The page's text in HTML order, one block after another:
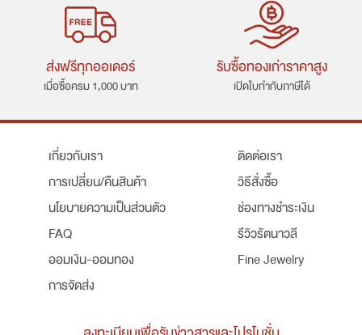
ส่งฟรีทุกออเดอร์
เมื่อซื้อครม 1,000 บาท
รับซื้อทองเก่าราคาสูง
เปิดใบกำกับภาษีได้
เกี่ยวกับเรา
การเปลี่ยน/คืนสินค้า
นโยบายความเป็นส่วนตัว
FAQ
ออมเงิน-ออมทอง
การจัดส่ง
ติดต่อเรา
วิธีสั่งซื้อ
ช่องทางชำระเงิน
รีวิวรัตนาวลี
Fine Jewelry